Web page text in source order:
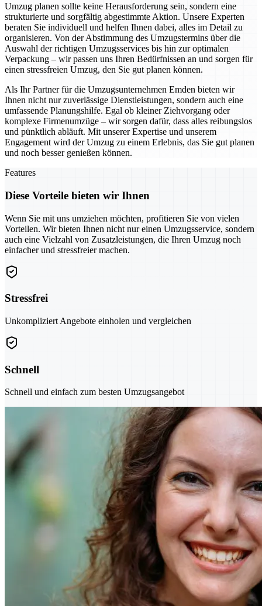
Umzug planen sollte keine Herausforderung sein, sondern eine
strukturierte und sorgfältig abgestimmte Aktion. Unsere Experten
beraten Sie individuell und helfen Ihnen dabei, alles im Detail zu
organisieren. Von der Abstimmung des Umzugstermins über die
Auswahl der richtigen Umzugsservices bis hin zur optimalen
Verpackung – wir passen uns Ihren Bedürfnissen an und sorgen für
einen stressfreien Umzug, den Sie gut planen können.
Als Ihr Partner für die Umzugsunternehmen Emden bieten wir
Ihnen nicht nur zuverlässige Dienstleistungen, sondern auch eine
umfassende Planungshilfe. Egal ob kleiner Ziehvorgang oder
komplexe Firmenumzüge – wir sorgen dafür, dass alles reibungslos
und pünktlich abläuft. Mit unserer Expertise und unserem
Engagement wird der Umzug zu einem Erlebnis, das Sie gut planen
und noch besser genießen können.
Features
Diese Vorteile bieten wir Ihnen
Wenn Sie mit uns umziehen möchten, profitieren Sie von vielen
Vorteilen. Wir bieten Ihnen nicht nur einen Umzugsservice, sondern
auch eine Vielzahl von Zusatzleistungen, die Ihren Umzug noch
einfacher und stressfreier machen.
Stressfrei
Unkompliziert Angebote einholen und vergleichen
Schnell
Schnell und einfach zum besten Umzugsangebot